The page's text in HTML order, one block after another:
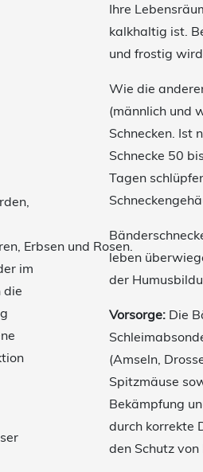
Erbsen und Rosen.
im
die
Ihre
kalkhaltig ist.
und frostig
Wie die
(männlich und
Schnecken. Ist
Schnecke 50
Tagen
leben
der
Vorsorge: Die
(Amseln,
Spitzmäuse
Bekämpfung
durch korrekte
den Schutz